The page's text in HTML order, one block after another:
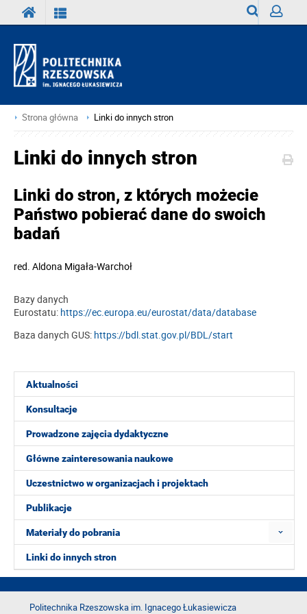
Strona główna Linki do innych stron
Aktualności
Konsultacje
Prowadzone zajęcia dydaktyczne
Główne zainteresowania naukowe
Uczestnictwo w organizacjach i projektach
Publikacje
Materiały do pobrania
Linki do innych stron
Linki do innych stron
Linki do stron, z których możecie
Państwo pobierać dane do swoich
badań
red. Aldona Migała-Warchoł
Bazy danych
Eurostatu: https://ec.europa.eu/eurostat/data/database
Baza danych GUS: https://bdl.stat.gov.pl/BDL/start
Politechnika Rzeszowska im. Ignacego Łukasiewicza